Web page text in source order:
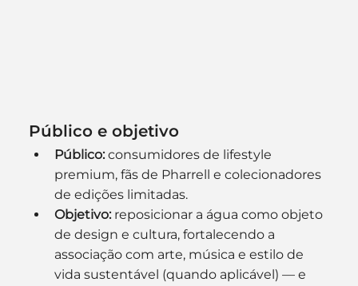
Público e objetivo
Público: consumidores de lifestyle
premium, fãs de Pharrell e colecionadores
de edições limitadas.
Objetivo: reposicionar a água como objeto
de design e cultura, fortalecendo a
associação com arte, música e estilo de
vida sustentável (quando aplicável) — e